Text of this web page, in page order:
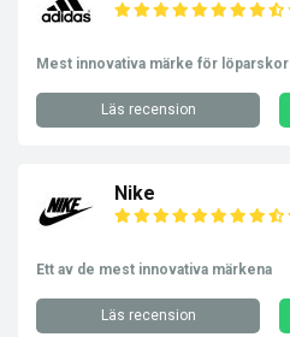
Mest innovativa märke för löparskor
Läs recension
Nike
Ett av de mest innovativa märkena
Läs recension